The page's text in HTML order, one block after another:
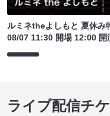
ルミネtheよしもと 夏休み
08/07 11:30 開場 12:00 開
ライブ配信チ